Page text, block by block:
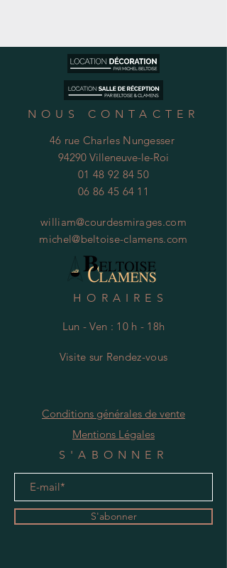
NOUS CONTACTER
46 rue Charles Nungesser
94290 Villeneuve-le-Roi
01 48 92 84 50
06 86 45 64 11
william@courdesmirages.com
michel@beltoise-clamens.com
HORAIRES
Lun - Ven : 10 h - 18h
Visite sur Rendez-vous
Conditions générales de vente
Mentions Légales
S'ABONNER
S'abonner